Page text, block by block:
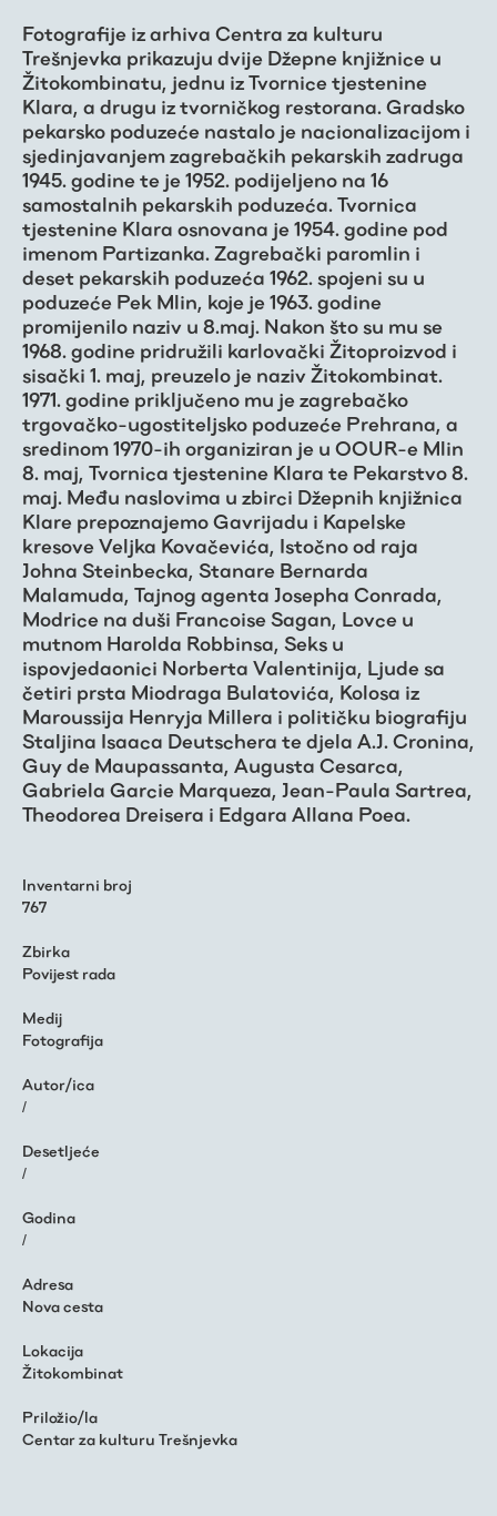
Fotografije iz arhiva Centra za kulturu
Trešnjevka prikazuju dvije Džepne knjižnice u
Žitokombinatu, jednu iz Tvornice tjestenine
Klara, a drugu iz tvorničkog restorana. Gradsko
pekarsko poduzeće nastalo je nacionalizacijom i
sjedinjavanjem zagrebačkih pekarskih zadruga
1945. godine te je 1952. podijeljeno na 16
samostalnih pekarskih poduzeća. Tvornica
tjestenine Klara osnovana je 1954. godine pod
imenom Partizanka. Zagrebački paromlin i
deset pekarskih poduzeća 1962. spojeni su u
poduzeće Pek Mlin, koje je 1963. godine
promijenilo naziv u 8.maj. Nakon što su mu se
1968. godine pridružili karlovački Žitoproizvod i
sisački 1. maj, preuzelo je naziv Žitokombinat.
1971. godine priključeno mu je zagrebačko
trgovačko-ugostiteljsko poduzeće Prehrana, a
sredinom 1970-ih organiziran je u OOUR-e Mlin
8. maj, Tvornica tjestenine Klara te Pekarstvo 8.
maj. Među naslovima u zbirci Džepnih knjižnica
Klare prepoznajemo Gavrijadu i Kapelske
kresove Veljka Kovačevića, Istočno od raja
Johna Steinbecka, Stanare Bernarda
Malamuda, Tajnog agenta Josepha Conrada,
Modrice na duši Francoise Sagan, Lovce u
mutnom Harolda Robbinsa, Seks u
ispovjedaonici Norberta Valentinija, Ljude sa
četiri prsta Miodraga Bulatovića, Kolosa iz
Maroussija Henryja Millera i političku biografiju
Staljina Isaaca Deutschera te djela A.J. Cronina,
Guy de Maupassanta, Augusta Cesarca,
Gabriela Garcie Marqueza, Jean-Paula Sartrea,
Theodorea Dreisera i Edgara Allana Poea.
Inventarni broj
767
Zbirka
Povijest rada
Medij
Fotografija
Autor/ica
/
Desetljeće
/
Godina
/
Adresa
Nova cesta
Lokacija
Žitokombinat
Priložio/la
Centar za kulturu Trešnjevka